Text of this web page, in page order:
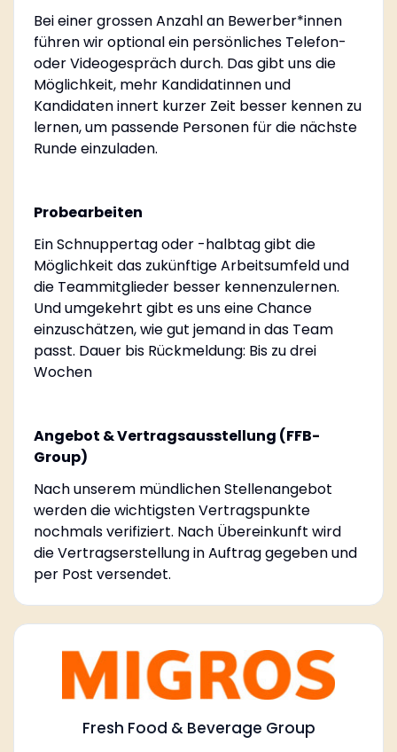
Bei einer grossen Anzahl an Bewerber*innen
führen wir optional ein persönliches Telefon-
oder Videogespräch durch. Das gibt uns die
Möglichkeit, mehr Kandidatinnen und
Kandidaten innert kurzer Zeit besser kennen zu
lernen, um passende Personen für die nächste
Runde einzuladen.
Probearbeiten
Ein Schnuppertag oder -halbtag gibt die
Möglichkeit das zukünftige Arbeitsumfeld und
die Teammitglieder besser kennenzulernen.
Und umgekehrt gibt es uns eine Chance
einzuschätzen, wie gut jemand in das Team
passt. Dauer bis Rückmeldung: Bis zu drei
Wochen
Angebot & Vertragsausstellung (FFB-
Group)
Nach unserem mündlichen Stellenangebot
werden die wichtigsten Vertragspunkte
nochmals verifiziert. Nach Übereinkunft wird
die Vertragserstellung in Auftrag gegeben und
per Post versendet.
Fresh Food & Beverage Group